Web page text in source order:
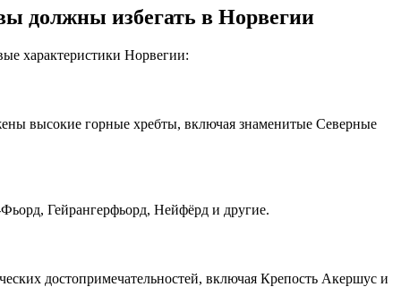
должны избегать в Норвегии
характеристики Норвегии:
высокие горные хребты, включая знаменитые Северные
Гейрангерфьорд, Нейфёрд и другие.
достопримечательностей, включая Крепость Акершус и